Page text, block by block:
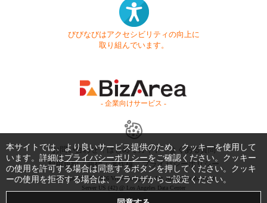
びびなびはアクセシビリティの向上に
取り組んでいます。
- 企業向けサービス -
お問い合わせ はじめてガイド
よくある質問
利用規約
商標・著作権 プライバシーポリシー
Copyright © 1999-2026 Vivid Navigation, Inc. All Rights Reserved.
Server US (42) @ Los Angeles Data Center
本サイトでは、より良いサービス提供のため、クッキーを使用して
います。詳細はプライバシーポリシーをご確認ください。クッキー
の使用を許可する場合は同意するボタンを押してください。クッキ
ーの使用を拒否する場合は、ブラウザからご設定ください。